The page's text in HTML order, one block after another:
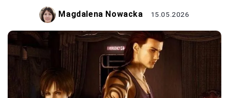
Magdalena Nowacka 15.05.2026